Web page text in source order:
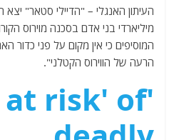
at
s
A
p
p
e
g
ra
m
ai
l
itt
er
c
e
o
o
העיתון האנגלי – "הדיילי סטאר"
מיליארדי בני אדם בסכנה מוירוס
המוסיפים כי אין מקום על פני כדור
הרעה של הווירוס הקטלני".
at risk' of